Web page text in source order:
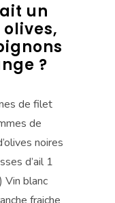
un
?
de filet
de
noires
d’ail 1
Vin blanc